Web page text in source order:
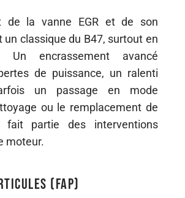
de la vanne EGR et de son
un classique du B47, surtout en
Un encrassement avancé
de puissance, un ralenti
un passage en mode
ou le remplacement de
fait partie des interventions
moteur.
(FAP)